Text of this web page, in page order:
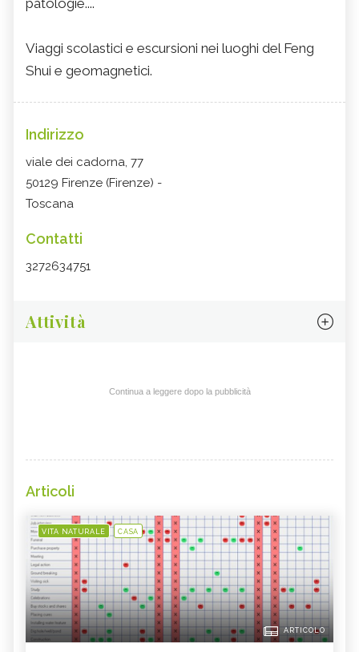
patologie....
Viaggi scolastici e escursioni nei luoghi del Feng
Shui e geomagnetici.
Indirizzo
viale dei cadorna, 77
50129 Firenze (Firenze) -
Toscana
Contatti
3272634751
Attività
Continua a leggere dopo la pubblicità
Articoli
VITA NATURALE CASA
ARTICOLO